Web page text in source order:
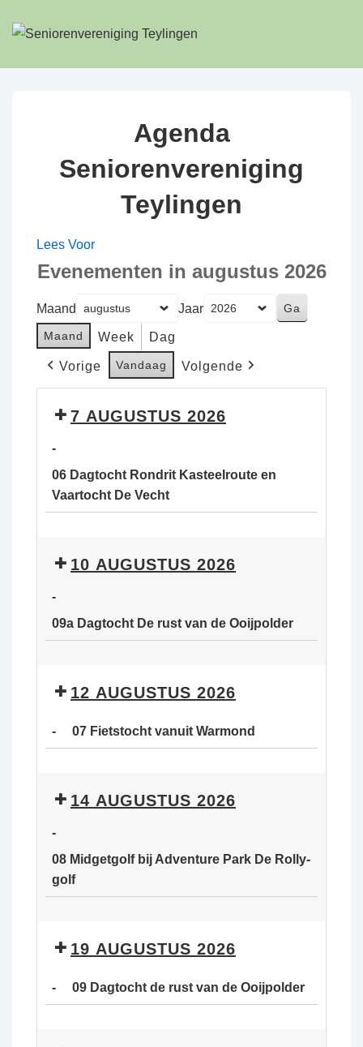
Doorgaan
Agenda
Seniorenvereniging
Teylingen
Lees Voor
Evenementen in augustus 2026
Maand Jaar
Maand Week Dag
Vorige Vandaag Volgende
7 AUGUSTUS 2026
-
06 Dagtocht Rondrit Kasteelroute en
Vaartocht De Vecht
Rondrit
Vaartocht
10 AUGUSTUS 2026
-
09a Dagtocht De rust van de Ooijpolder
De
van
12 AUGUSTUS 2026
- 07 Fietstocht vanuit Warmond
vanuit
14 AUGUSTUS 2026
-
08 Midgetgolf bij Adventure Park De Rolly-
golf
bij
Park
19 AUGUSTUS 2026
- 09 Dagtocht de rust van de Ooijpolder